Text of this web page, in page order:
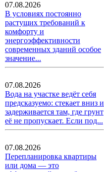
07.08.2026
В условиях постоянно
растущих требований к
комфорту и
энергоэффективности
современных зданий особое
значение...
07.08.2026
Вода на участке ведёт себя
предсказуемо: стекает вниз и
задерживается там, где грунт
её не пропускает. Если под...
07.08.2026
Перепланировка квартиры
или дома — это